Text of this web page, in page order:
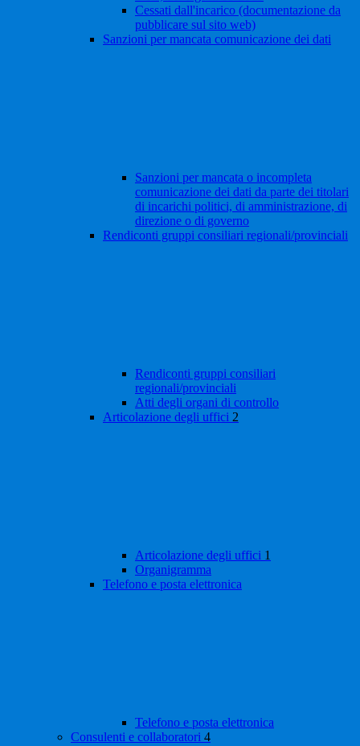
Cessati dall'incarico (documentazione da
pubblicare sul sito web)
Sanzioni per mancata comunicazione dei dati
Sanzioni per mancata o incompleta
comunicazione dei dati da parte dei titolari
di incarichi politici, di amministrazione, di
direzione o di governo
Rendiconti gruppi consiliari regionali/provinciali
Rendiconti gruppi consiliari
regionali/provinciali
Atti degli organi di controllo
Articolazione degli uffici 2
Articolazione degli uffici 1
Organigramma
Telefono e posta elettronica
Telefono e posta elettronica
Consulenti e collaboratori 4